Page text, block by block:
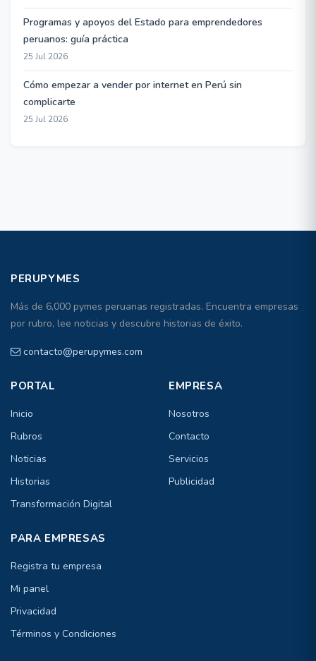
Programas y apoyos del Estado para emprendedores
peruanos: guía práctica
25 Jul 2026
Cómo empezar a vender por internet en Perú sin
complicarte
25 Jul 2026
PERUPYMES
Más de 6,000 pymes peruanas registradas. Encuentra empresas
por rubro, lee noticias y descubre historias de éxito.
contacto@perupymes.com
PORTAL
Inicio
Rubros
Noticias
Historias
Transformación Digital
EMPRESA
Nosotros
Contacto
Servicios
Publicidad
PARA EMPRESAS
Registra tu empresa
Mi panel
Privacidad
Términos y Condiciones